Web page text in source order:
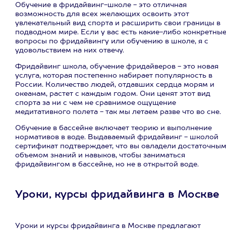
Обучение в фридайвинг-школе - это отличная
возможность для всех желающих освоить этот
увлекательный вид спорта и расширить свои границы в
подводном мире. Если у вас есть какие-либо конкретные
вопросы по фридайвингу или обучению в школе, я с
удовольствием на них отвечу.
Фридайвинг школа, обучение фридайверов - это новая
услуга, которая постепенно набирает популярность в
России. Количество людей, отдавших сердца морям и
океанам, растет с каждым годом. Они ценят этот вид
спорта за ни с чем не сравнимое ощущение
медитативного полета - так мы летаем разве что во сне.
Обучение в бассейне включает теорию и выполнение
нормативов в воде. Выдаваемый фридайвинг - школой
сертификат подтверждает, что вы овладели достаточным
объемом знаний и навыков, чтобы заниматься
фридайвингом в бассейне, но не в открытой воде.
Уроки, курсы фридайвинга в Москве
Уроки и курсы фридайвинга в Москве предлагают